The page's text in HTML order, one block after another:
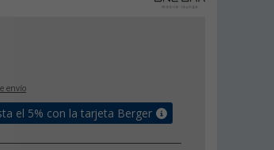
envío
el 5% con la tarjeta Berger